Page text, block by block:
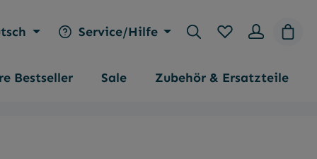
Service/Hilfe Du hast 0
Bestseller Sale Zubehör & Ersatzteile